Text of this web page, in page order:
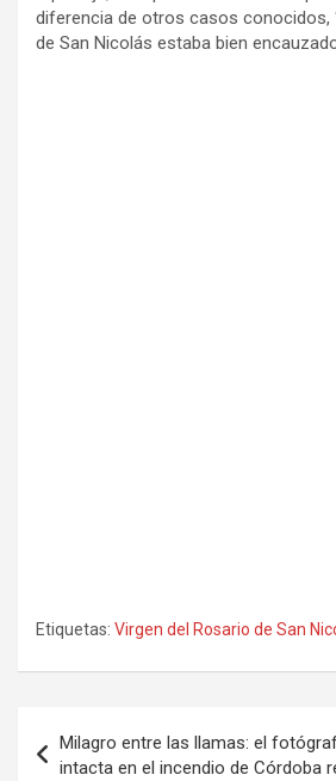
diferencia de otros casos conocidos,
de San Nicolás estaba bien
Etiquetas: Virgen del Rosario de San
de
Milagro entre las llamas: el
intacta en el incendio de Córdoba